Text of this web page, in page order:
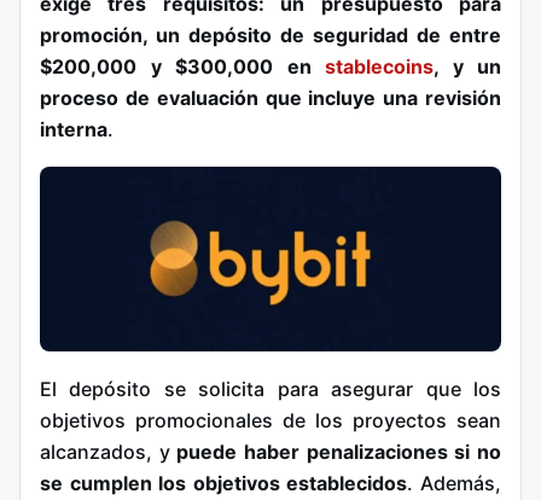
promoción, un depósito de seguridad de entre
$200,000 y $300,000 en stablecoins, y un
proceso de evaluación que incluye una revisión
interna.
El depósito se solicita para asegurar que los
objetivos promocionales de los proyectos sean
alcanzados, y puede haber penalizaciones si no
se cumplen los objetivos establecidos. Además,